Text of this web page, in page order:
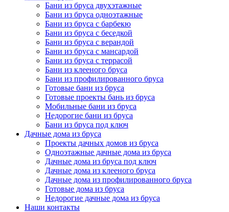
Бани из бруса двухэтажные
Бани из бруса одноэтажные
Бани из бруса с барбекю
Бани из бруса с беседкой
Бани из бруса с верандой
Бани из бруса с мансардой
Бани из бруса с террасой
Бани из клееного бруса
Бани из профилированного бруса
Готовые бани из бруса
Готовые проекты бань из бруса
Мобильные бани из бруса
Недорогие бани из бруса
Бани из бруса под ключ
Дачные дома из бруса
Проекты дачных домов из бруса
Одноэтажные дачные дома из бруса
Дачные дома из бруса под ключ
Дачные дома из клееного бруса
Дачные дома из профилированного бруса
Готовые дома из бруса
Недорогие дачные дома из бруса
Наши контакты